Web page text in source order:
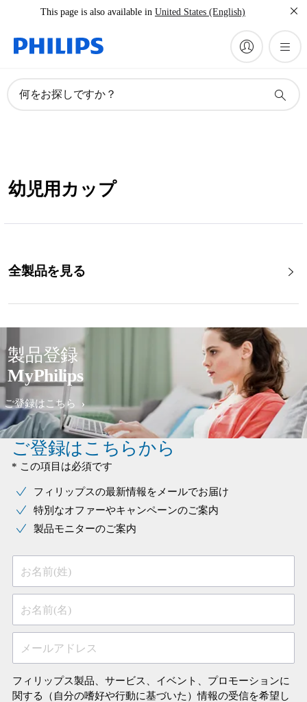
This page is also available in United States (English)
何をお探しですか？
幼児用カップ
全製品を見る
製品登録
MyPhilips
ご登録はこちら
ご登録はこちらから
* この項目は必須です
フィリップスの最新情報をメールでお届け
特別なオファーやキャンペーンのご案内
製品モニターのご案内
お名前(姓)
お名前(名)
メールアドレス
フィリップス製品、サービス、イベント、プロモーションに
関する（自分の嗜好や行動に基づいた）情報の受信を希望し